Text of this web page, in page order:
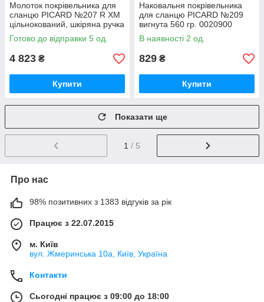
Молоток покрівельника для
сланцю PICARD №207 R XM
цільнокований, шкіряна ручка
600 гр. 0020700-600
Готово до відправки 5 од.
4 823 ₴
Купити
Наковальня покрівельника
для сланцю PICARD №209
вигнута 560 гр. 0020900
В наявності 2 од.
829 ₴
Купити
Показати ще
1 / 5
Про нас
98% позитивних з 1383 відгуків за рік
Працює з 22.07.2015
м. Київ
вул. Жмеринська 10а, Київ, Україна
Контакти
Сьогодні працює з 09:00 до 18:00